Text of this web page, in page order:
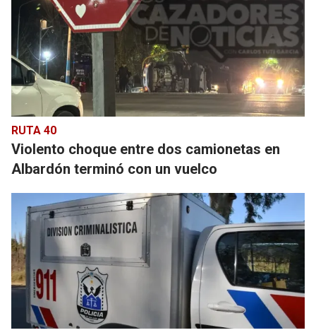
RUTA 40
Violento choque entre dos camionetas en
Albardón terminó con un vuelco